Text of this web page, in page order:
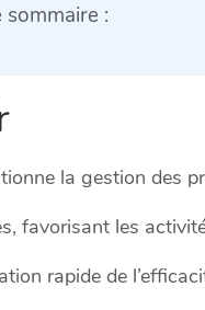
:
la gestion des
favorisant les
rapide de